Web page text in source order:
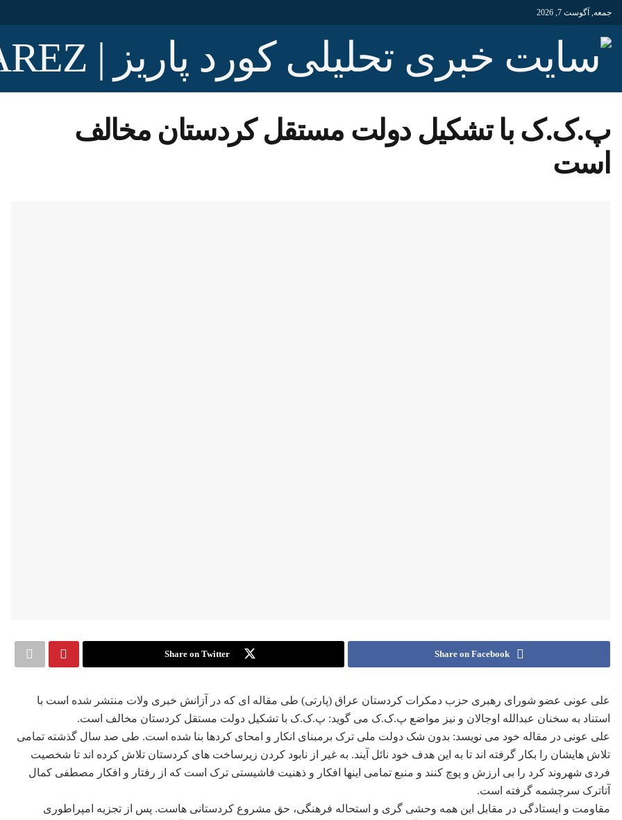
جمعه, آگوست 7, 2026
پ.ک.ک با تشکیل دولت مستقل کردستان مخالف
است
Share on Facebook
Share on Twitter
علی عونی عضو شورای رهبری حزب دمکرات کردستان عراق (پارتی) طی مقاله ای که در آزانش خبری ولات منتشر شده است با
استناد به سخنان عبدالله اوجالان و نیز مواضع پ.ک.ک می گوید: پ.ک.ک با تشکیل دولت مستقل کردستان مخالف است.
علی عونی در مقاله خود می نویسد: بدون شک دولت ملی ترک برمبنای انکار و امحای کردها بنا شده است. طی صد سال گذشته تمامی
تلاش هایشان را بکار گرفته اند تا به این هدف خود نائل آیند. به غیر از نابود کردن زیرساخت های کردستان تلاش کرده اند تا شخصیت
فردی شهروند کرد را بی ارزش و پوچ کنند و منبع تمامی اینها افکار و ذهنیت فاشیستی ترک است که از رفتار و افکار مصطفی کمال
آتاترک سرچشمه گرفته است.
مقاومت و ایستادگی در مقابل این همه وحشی گری و استحاله فرهنگی، حق مشروع کردستانی هاست. پس از تجزیه امپراطوری